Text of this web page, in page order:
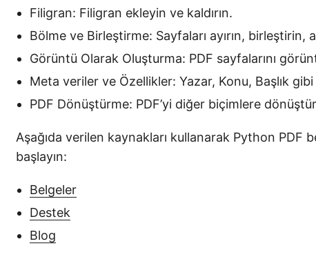
Filigran: Filigran ekleyin ve kaldırın.
Bölme ve Birleştirme: Sayfaları ayırın, birleştirin,
Görüntü Olarak Oluşturma: PDF sayfalarını
Meta veriler ve Özellikler: Yazar, Konu, Başlık
PDF Dönüştürme: PDF’yi diğer biçimlere
Aşağıda verilen kaynakları kullanarak Python PDF
başlayın:
Belgeler
Destek
Blog